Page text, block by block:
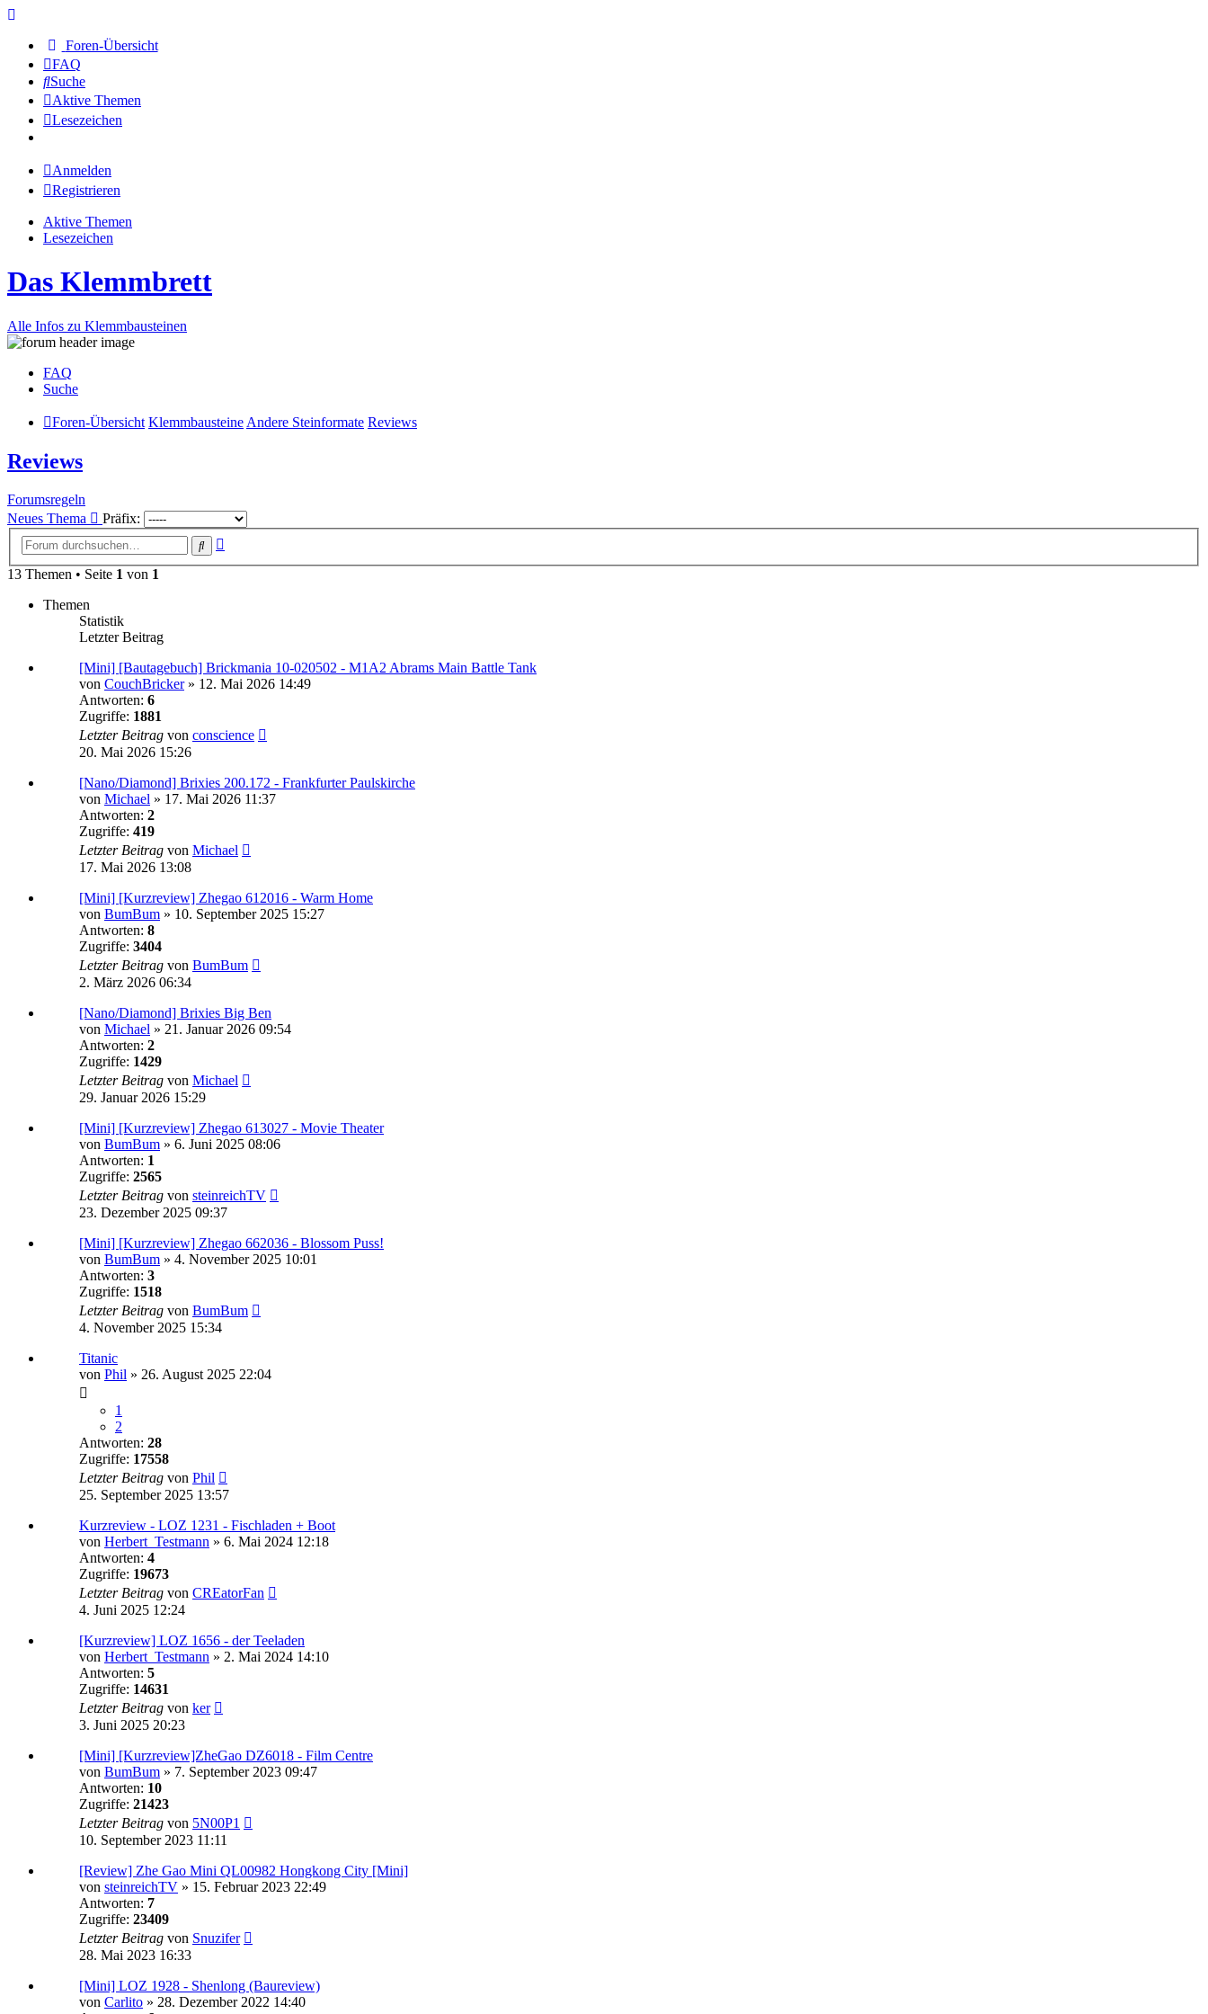
Foren-Übersicht
FAQ
Suche
Aktive Themen
Lesezeichen
Anmelden
Registrieren
Aktive Themen
Lesezeichen
Das Klemmbrett
Alle Infos zu Klemmbausteinen
FAQ
Suche
Foren-Übersicht Klemmbausteine Andere Steinformate Reviews
Reviews
Forumsregeln
Neues Thema
Präfix:
Suche
13 Themen • Seite 1 von 1
Themen
Statistik
Letzter Beitrag
[Mini] [Bautagebuch] Brickmania 10-020502 - M1A2 Abrams Main Battle Tank
von CouchBricker» 12. Mai 2026 14:49
Antworten: 6
Zugriffe: 1881
Letzter Beitrag von conscience
20. Mai 2026 15:26
[Nano/Diamond] Brixies 200.172 - Frankfurter Paulskirche
von Michael » 17. Mai 2026 11:37
Antworten: 2
Zugriffe: 419
Letzter Beitrag von Michael
17. Mai 2026 13:08
[Mini] [Kurzreview] Zhegao 612016 - Warm Home
von BumBum » 10. September 2025 15:27
Antworten: 8
Zugriffe: 3404
Letzter Beitrag von BumBum
2. März 2026 06:34
[Nano/Diamond] Brixies Big Ben
von Michael » 21. Januar 2026 09:54
Antworten: 2
Zugriffe: 1429
Letzter Beitrag von Michael
29. Januar 2026 15:29
[Mini] [Kurzreview] Zhegao 613027 - Movie Theater
von BumBum » 6. Juni 2025 08:06
Antworten: 1
Zugriffe: 2565
Letzter Beitrag von steinreichTV
23. Dezember 2025 09:37
[Mini] [Kurzreview] Zhegao 662036 - Blossom Puss!
von BumBum » 4. November 2025 10:01
Antworten: 3
Zugriffe: 1518
Letzter Beitrag von BumBum
4. November 2025 15:34
Titanic
von Phil » 26. August 2025 22:04
1
2
Antworten: 28
Zugriffe: 17558
Letzter Beitrag von Phil
25. September 2025 13:57
Kurzreview - LOZ 1231 - Fischladen + Boot
von Herbert_Testmann » 6. Mai 2024 12:18
Antworten: 4
Zugriffe: 19673
Letzter Beitrag von CREatorFan
4. Juni 2025 12:24
[Kurzreview] LOZ 1656 - der Teeladen
von Herbert_Testmann » 2. Mai 2024 14:10
Antworten: 5
Zugriffe: 14631
Letzter Beitrag von ker
3. Juni 2025 20:23
[Mini] [Kurzreview]ZheGao DZ6018 - Film Centre
von BumBum » 7. September 2023 09:47
Antworten: 10
Zugriffe: 21423
Letzter Beitrag von 5N00P1
10. September 2023 11:11
[Review] Zhe Gao Mini QL00982 Hongkong City [Mini]
von steinreichTV » 15. Februar 2023 22:49
Antworten: 7
Zugriffe: 23409
Letzter Beitrag von Snuzifer
28. Mai 2023 16:33
[Mini] LOZ 1928 - Shenlong (Baureview)
von Carlito » 28. Dezember 2022 14:40